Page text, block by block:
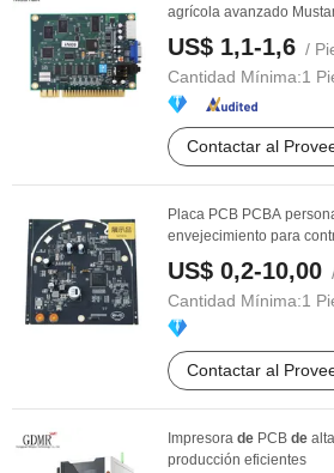
agrícola avanzado
US$ 1,1-1,6 /
Cantidad Mínima:1
Contactar al
Placa PCB PCBA
envejecimiento para
US$ 0,2-10,00
Cantidad Mínima:1
Contactar al
Impresora de PCB de
producción eficientes